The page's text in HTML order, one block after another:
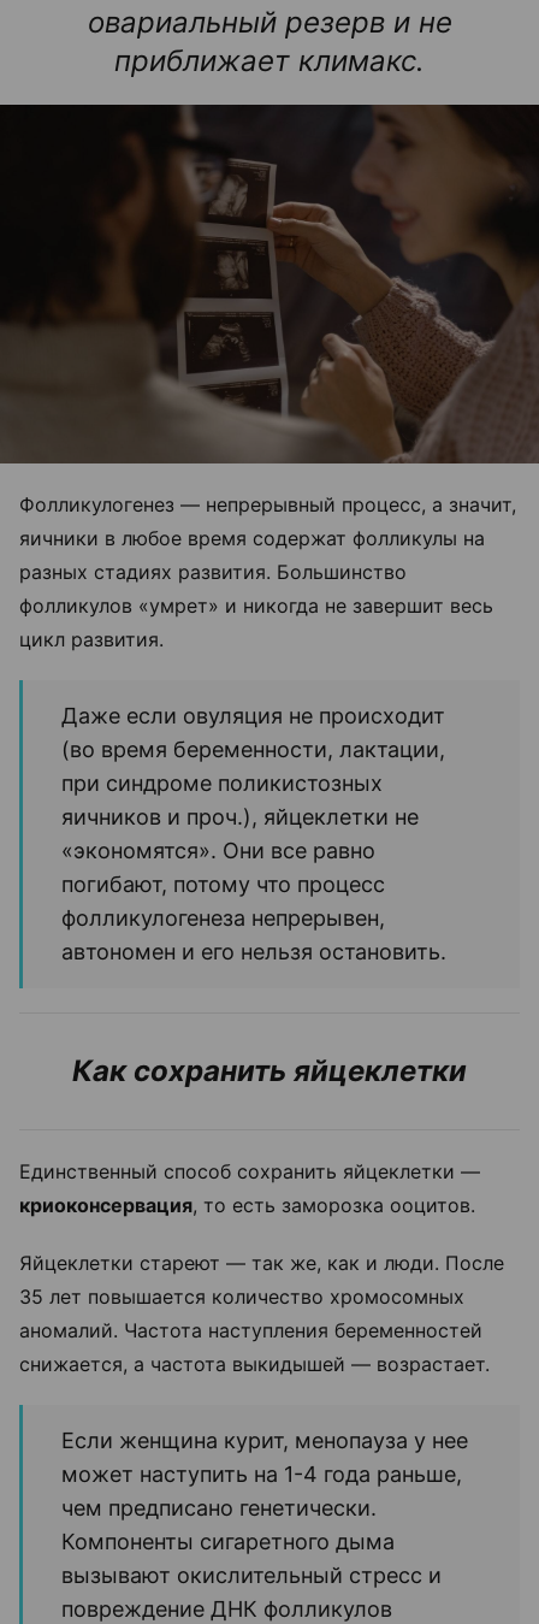
овариальный резерв и не
приближает климакс.
Фолликулогенез — непрерывный процесс, а значит,
яичники в любое время содержат фолликулы на
разных стадиях развития. Большинство
фолликулов «умрет» и никогда не завершит весь
цикл развития.
Даже если овуляция не происходит
(во время беременности, лактации,
при синдроме поликистозных
яичников и проч.), яйцеклетки не
«экономятся». Они все равно
погибают, потому что процесс
фолликулогенеза непрерывен,
автономен и его нельзя остановить.
Как сохранить яйцеклетки
Единственный способ сохранить яйцеклетки —
криоконсервация, то есть заморозка ооцитов.
Яйцеклетки стареют — так же, как и люди. После
35 лет повышается количество хромосомных
аномалий. Частота наступления беременностей
снижается, а частота выкидышей — возрастает.
Если женщина курит, менопауза у нее
может наступить на 1-4 года раньше,
чем предписано генетически.
Компоненты сигаретного дыма
вызывают окислительный стресс и
повреждение ДНК фолликулов